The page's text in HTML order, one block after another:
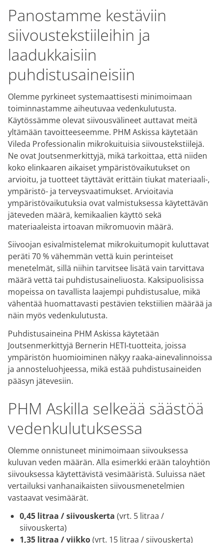
Panostamme kestäviin
siivoustekstiileihin ja
laadukkaisiin
puhdistusaineisiin
Olemme pyrkineet systemaattisesti minimoimaan
toiminnastamme aiheutuvaa vedenkulutusta.
Käytössämme olevat siivousvälineet auttavat meitä
yltämään tavoitteeseemme. PHM Askissa käytetään
Vileda Professionalin mikrokuituisia siivoustekstiilejä.
Ne ovat Joutsenmerkittyjä, mikä tarkoittaa, että niiden
koko elinkaaren aikaiset ympäristövaikutukset on
arvioitu, ja tuotteet täyttävät erittäin tiukat materiaali-,
ympäristö- ja terveysvaatimukset. Arvioitavia
ympäristövaikutuksia ovat valmistuksessa käytettävän
jäteveden määrä, kemikaalien käyttö sekä
materiaaleista irtoavan mikromuovin määrä.
Siivoojan esivalmistelemat mikrokuitumopit kuluttavat
peräti 70 % vähemmän vettä kuin perinteiset
menetelmät, sillä niihin tarvitsee lisätä vain tarvittava
määrä vettä tai puhdistusaineliuosta. Kaksipuolisissa
mopeissa on tavallista laajempi puhdistusalue, mikä
vähentää huomattavasti pestävien tekstiilien määrää ja
näin myös vedenkulutusta.
Puhdistusaineina PHM Askissa käytetään
Joutsenmerkittyjä Bernerin HETI-tuotteita, joissa
ympäristön huomioiminen näkyy raaka-ainevalinnoissa
ja annosteluohjeessa, mikä estää puhdistusaineiden
pääsyn jätevesiin.
PHM Askilla selkeää säästöä
vedenkulutuksessa
Olemme onnistuneet minimoimaan siivouksessa
kuluvan veden määrän. Alla esimerkki erään taloyhtiön
siivouksessa käytettävistä vesimääristä. Suluissa näet
vertailuksi vanhanaikaisten siivousmenetelmien
vastaavat vesimäärät.
0,45 litraa / siivouskerta (vrt. 5 litraa /
siivouskerta)
1,35 litraa / viikko(vrt. 15 litraa / siivouskerta)